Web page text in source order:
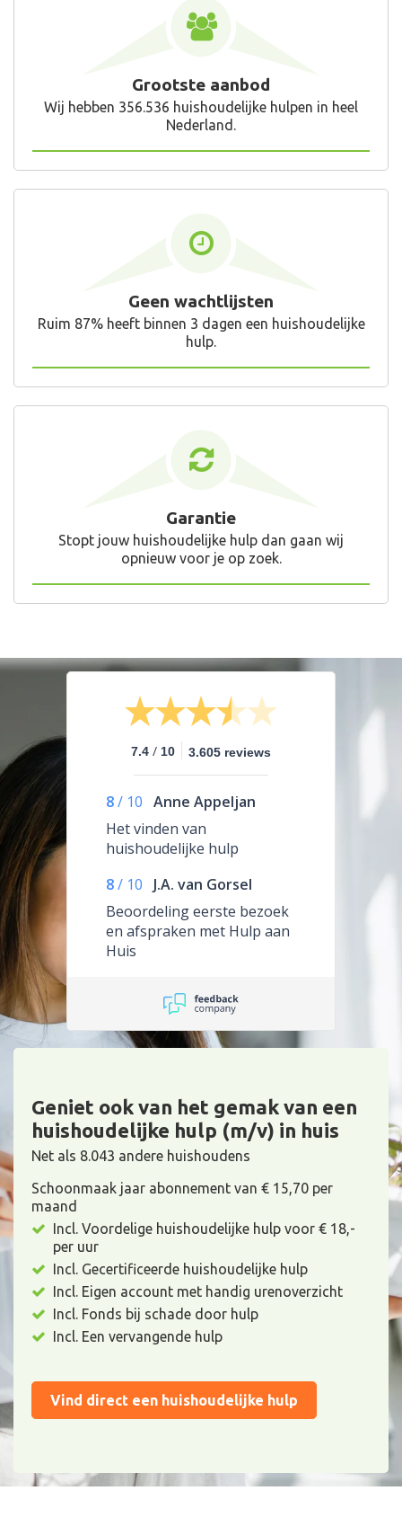
Grootste aanbod
Wij hebben 356.536 huishoudelijke hulpen in heel
Nederland.
Geen wachtlijsten
Ruim 87% heeft binnen 3 dagen een huishoudelijke
hulp.
Garantie
Stopt jouw huishoudelijke hulp dan gaan wij
opnieuw voor je op zoek.
7.4 / 10 3.605 reviews
8/ 10 Anne Appeljan
Het vinden van
huishoudelijke hulp
8/ 10
J.A. van Gorsel
Beoordeling eerste bezoek
en afspraken met Hulp aan
Huis
Geniet ook van het gemak van een
huishoudelijke hulp (m/v) in huis
Net als 8.043 andere huishoudens
Schoonmaak jaar abonnement van € 15,70 per
maand
Incl. Voordelige huishoudelijke hulp voor € 18,-
per uur
Incl. Gecertificeerde huishoudelijke hulp
Incl. Eigen account met handig urenoverzicht
Incl. Fonds bij schade door hulp
Incl. Een vervangende hulp
Vind direct een huishoudelijke hulp